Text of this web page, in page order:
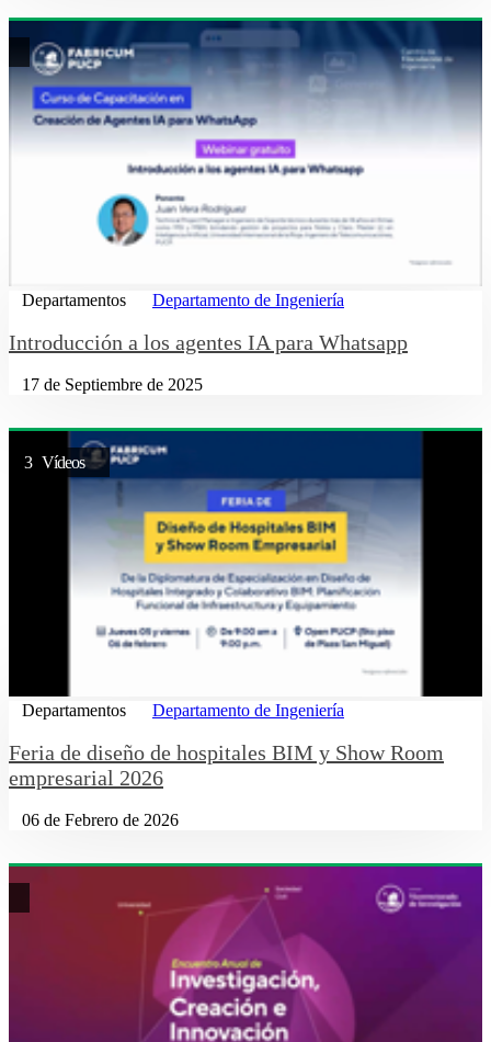
Departamentos Departamento de Ingeniería
Introducción a los agentes IA para Whatsapp
17 de Septiembre de 2025
3 Vídeos
Departamentos Departamento de Ingeniería
Feria de diseño de hospitales BIM y Show Room
empresarial 2026
06 de Febrero de 2026